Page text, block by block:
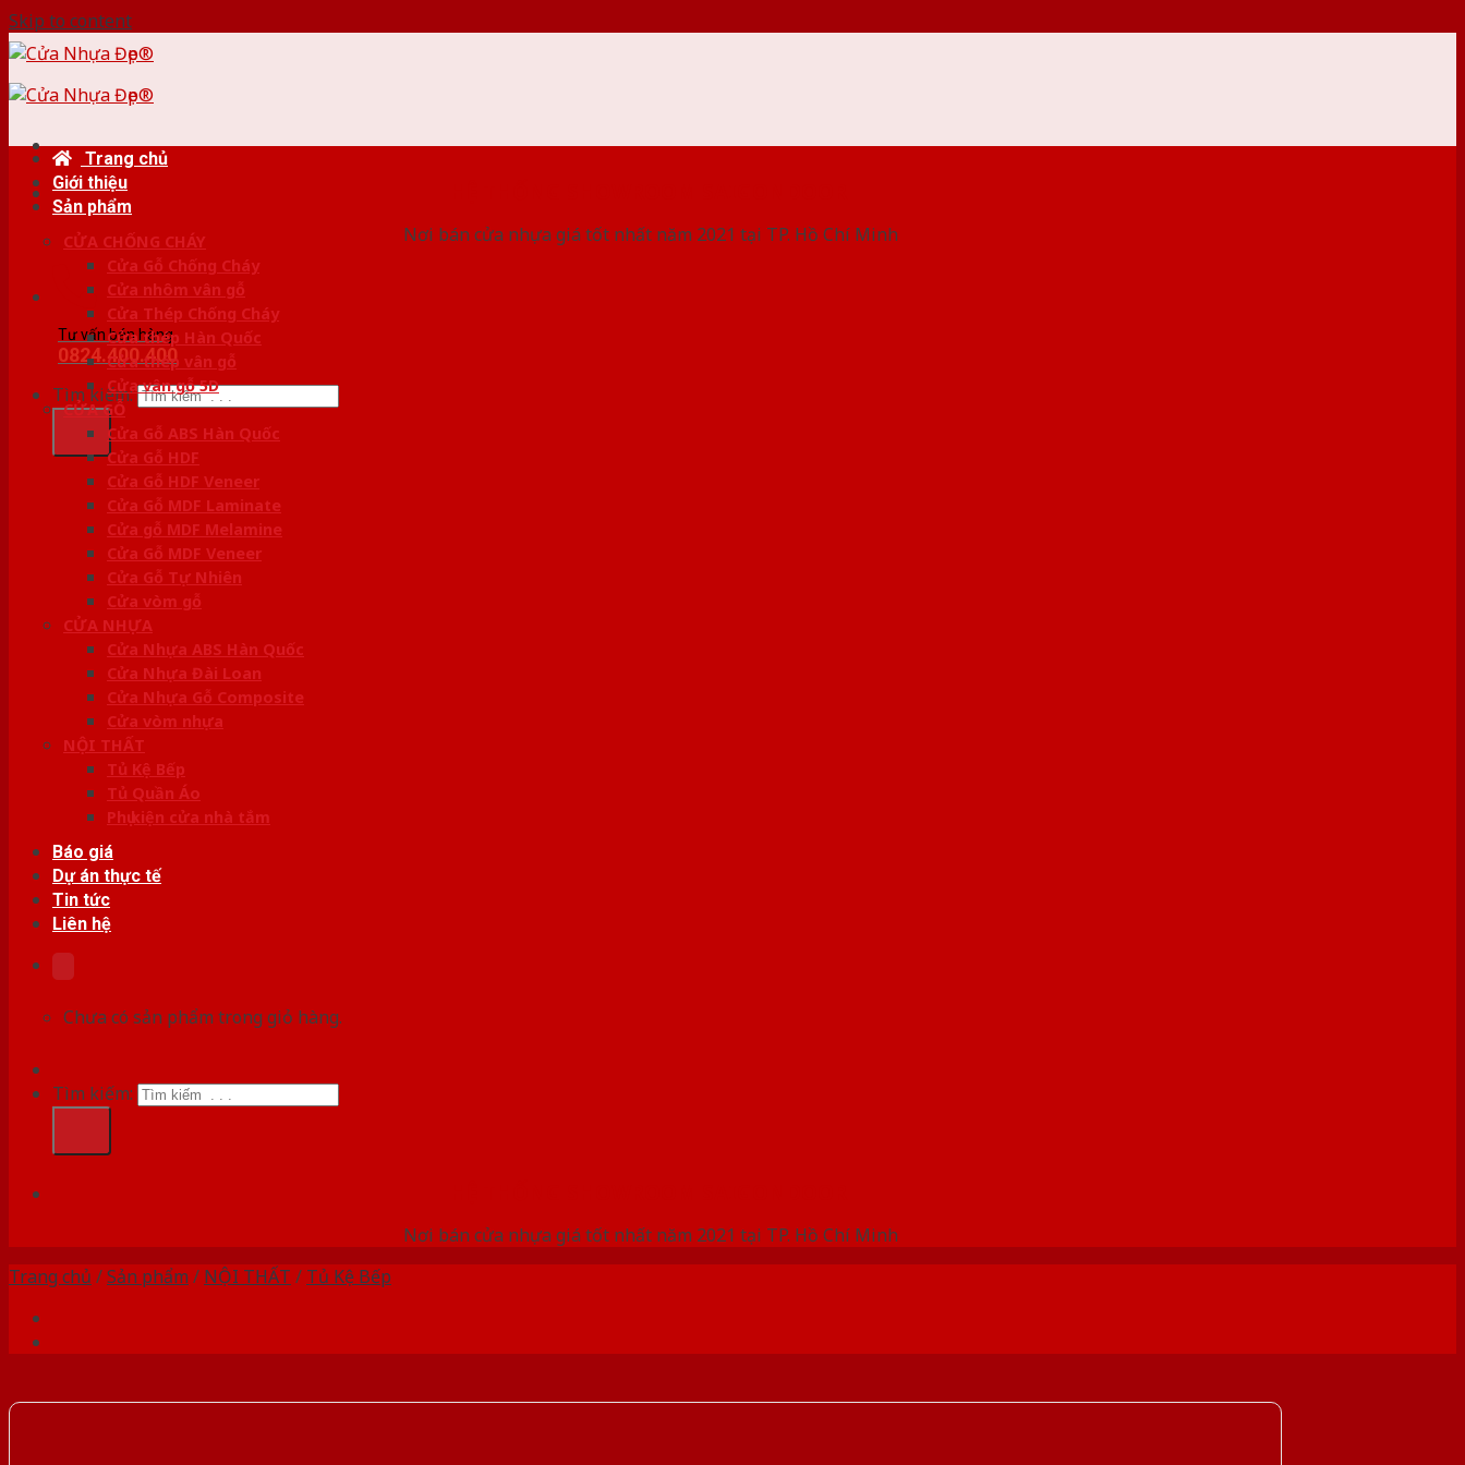
Skip to content
Nơi bán cửa nhựa giá tốt nhất năm 2021 tại TP. Hồ Chí Minh
Tư vấn bán hàng
0824.400.400
Tìm kiếm:
Trang chủ
Giới thiệu
Sản phẩm
CỬA CHỐNG CHÁY
Cửa Gỗ Chống Cháy
Cửa nhôm vân gỗ
Cửa Thép Chống Cháy
Cửa thép Hàn Quốc
Cửa thép vân gỗ
Cửa vân gỗ 5D
CỬA GỖ
Cửa Gỗ ABS Hàn Quốc
Cửa Gỗ HDF
Cửa Gỗ HDF Veneer
Cửa Gỗ MDF Laminate
Cửa gỗ MDF Melamine
Cửa Gỗ MDF Veneer
Cửa Gỗ Tự Nhiên
Cửa vòm gỗ
CỬA NHỰA
Cửa Nhựa ABS Hàn Quốc
Cửa Nhựa Đài Loan
Cửa Nhựa Gỗ Composite
Cửa vòm nhựa
NỘI THẤT
Tủ Kệ Bếp
Tủ Quần Áo
Phụ kiện cửa nhà tắm
Báo giá
Dự án thực tế
Tin tức
Liên hệ
Chưa có sản phẩm trong giỏ hàng.
Tìm kiếm:
Nơi bán cửa nhựa giá tốt nhất năm 2021 tại TP. Hồ Chí Minh
Trang chủ /Sản phẩm / NỘI THẤT / Tủ Kệ Bếp